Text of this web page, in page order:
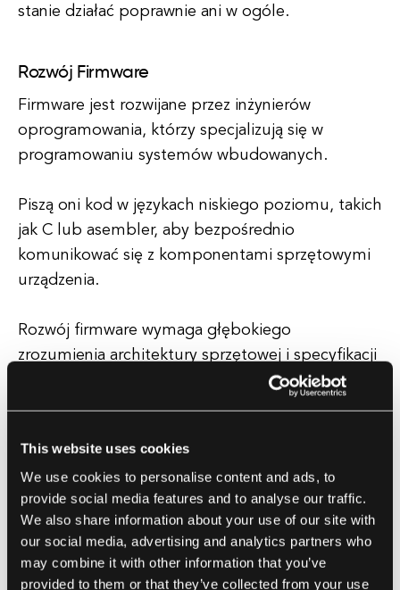
This website uses cookies
We use cookies to personalise content and ads, to
provide social media features and to analyse our traffic.
We also share information about your use of our site with
our social media, advertising and analytics partners who
may combine it with other information that you’ve
provided to them or that they’ve collected from your use
stanie działać poprawnie ani w ogóle.
Rozwój Firmware
Firmware jest rozwijane przez inżynierów
oprogramowania, którzy specjalizują się w
programowaniu systemów wbudowanych.
Piszą oni kod w językach niskiego poziomu, takich
jak C lub asembler, aby bezpośrednio
komunikować się z komponentami sprzętowymi
urządzenia.
Rozwój firmware wymaga głębokiego
zrozumienia architektury sprzętowej i specyfikacji
urządzenia, a także wiedzy o zamierzonych
Aktualizacja Firmware
Aktualizacje firmware są okresowo wydawane
przez producentów w celu poprawy wydajności,
bezpieczeństwa i kompatybilności urządzeń